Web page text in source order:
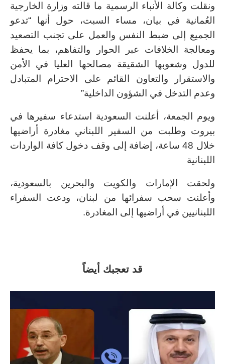
ونقلت وكالة الأنباء الرسمية ما قالته وزارة الخارجية
العُمانية في بيان، مساء السبت، حول أنها “تدعو
الجميع إلى ضبط النفس والعمل على تجنب التصعيد
ومعالجة الخلافات عبر الحوار والتفاهم، بما يحفظ
للدول وشعوبها الشقيقة مصالحها العليا في الأمن
والاستقرار والتعاون القائم على الاحترام المتبادل
وعدم التدخل في الشؤون الداخلية”
ويوم الجمعة، أعلنت السعودية استدعاء سفيرها في
بيروت وطلبت من السفير اللبناني مغادرة أراضيها
خلال 48 ساعة، إضافة إلى وقف دخول كافة الواردات
اللبنانية
ولحقت الإمارات والكويت والبحرين بالسعودية،
وأعلنت سحب سفرائها من لبنان، ودعت السفراء
اللبنانيين في أراضيها إلى المغادرة.
قد تعجبك أيضاً